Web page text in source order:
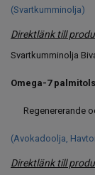
(Svartkumminolja)
Direktlänk till
Svartkumminolja
Omega-7
Regenererande
(Avokadoolja,
Direktlänk till